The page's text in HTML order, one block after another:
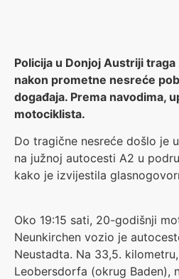
Policija u Donjoj Austriji
nakon prometne nesreće
događaja. Prema navodima,
motociklista.
Do tragične nesreće došlo je
na južnoj autocesti A2 u
kako je izvijestila
Oko 19:15 sati, 20-godišnji
Neunkirchen vozio je
Neustadta. Na 33,5.
Leobersdorfa (okrug Baden),